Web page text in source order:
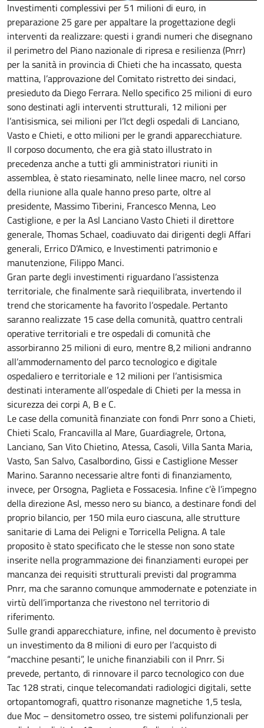
Investimenti complessivi per 51 milioni di euro, in
preparazione 25 gare per appaltare la progettazione degli
interventi da realizzare: questi i grandi numeri che disegnano
il perimetro del Piano nazionale di ripresa e resilienza (Pnrr)
per la sanità in provincia di Chieti che ha incassato, questa
mattina, l’approvazione del Comitato ristretto dei sindaci,
presieduto da Diego Ferrara. Nello specifico 25 milioni di euro
sono destinati agli interventi strutturali, 12 milioni per
l’antisismica, sei milioni per l’Ict degli ospedali di Lanciano,
Vasto e Chieti, e otto milioni per le grandi apparecchiature.
Il corposo documento, che era già stato illustrato in
precedenza anche a tutti gli amministratori riuniti in
assemblea, è stato riesaminato, nelle linee macro, nel corso
della riunione alla quale hanno preso parte, oltre al
presidente, Massimo Tiberini, Francesco Menna, Leo
Castiglione, e per la Asl Lanciano Vasto Chieti il direttore
generale, Thomas Schael, coadiuvato dai dirigenti degli Affari
generali, Errico D’Amico, e Investimenti patrimonio e
manutenzione, Filippo Manci.
Gran parte degli investimenti riguardano l’assistenza
territoriale, che finalmente sarà riequilibrata, invertendo il
trend che storicamente ha favorito l’ospedale. Pertanto
saranno realizzate 15 case della comunità, quattro centrali
operative territoriali e tre ospedali di comunità che
assorbiranno 25 milioni di euro, mentre 8,2 milioni andranno
all’ammodernamento del parco tecnologico e digitale
ospedaliero e territoriale e 12 milioni per l’antisismica
destinati interamente all’ospedale di Chieti per la messa in
sicurezza dei corpi A, B e C.
Le case della comunità finanziate con fondi Pnrr sono a Chieti,
Chieti Scalo, Francavilla al Mare, Guardiagrele, Ortona,
Lanciano, San Vito Chietino, Atessa, Casoli, Villa Santa Maria,
Vasto, San Salvo, Casalbordino, Gissi e Castiglione Messer
Marino. Saranno necessarie altre fonti di finanziamento,
invece, per Orsogna, Paglieta e Fossacesia. Infine c’è l’impegno
della direzione Asl, messo nero su bianco, a destinare fondi del
proprio bilancio, per 150 mila euro ciascuna, alle strutture
sanitarie di Lama dei Peligni e Torricella Peligna. A tale
proposito è stato specificato che le stesse non sono state
inserite nella programmazione dei finanziamenti europei per
mancanza dei requisiti strutturali previsti dal programma
Pnrr, ma che saranno comunque ammodernate e potenziate in
virtù dell’importanza che rivestono nel territorio di
riferimento.
Sulle grandi apparecchiature, infine, nel documento è previsto
un investimento da 8 milioni di euro per l’acquisto di
“macchine pesanti”, le uniche finanziabili con il Pnrr. Si
prevede, pertanto, di rinnovare il parco tecnologico con due
Tac 128 strati, cinque telecomandati radiologici digitali, sette
ortopantomografi, quattro risonanze magnetiche 1,5 tesla,
due Moc – densitometro osseo, tre sistemi polifunzionali per